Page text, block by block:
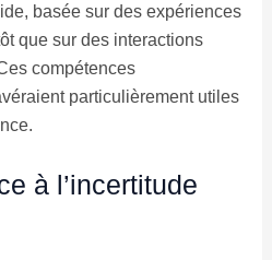
basée sur des expériences
que sur des interactions
compétences
particulièrement utiles
à l’incertitude